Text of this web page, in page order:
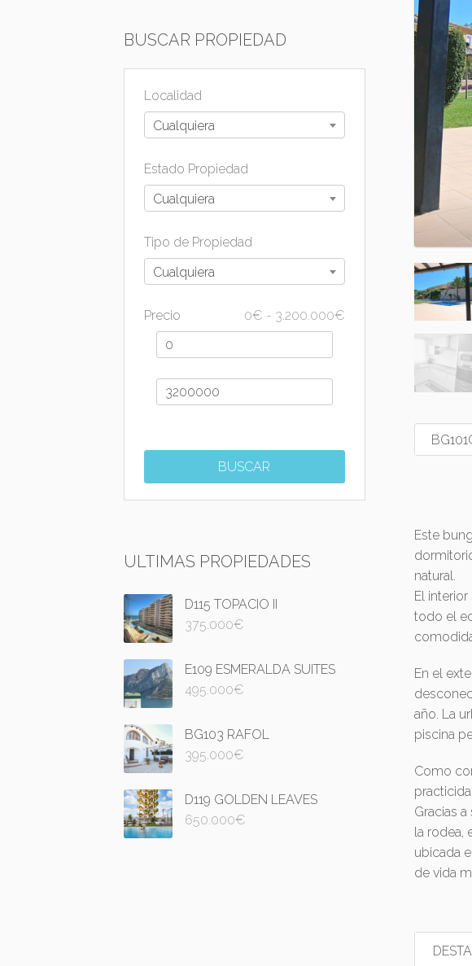
Este
natural.
El
todo el
En el
año. La
piscina
Como
Gracias
la rodea,
ubicada
de vida
BUSCAR PROPIEDAD
Localidad
Cualquiera
Estado Propiedad
Cualquiera
Tipo de Propiedad
Cualquiera
Precio 0€ - 3.200.000€
ULTIMAS PROPIEDADES
D115 TOPACIO II
375.000€
E109 ESMERALDA SUITES
495.000€
BG103 RAFOL
395.000€
D119 GOLDEN LEAVES
650.000€